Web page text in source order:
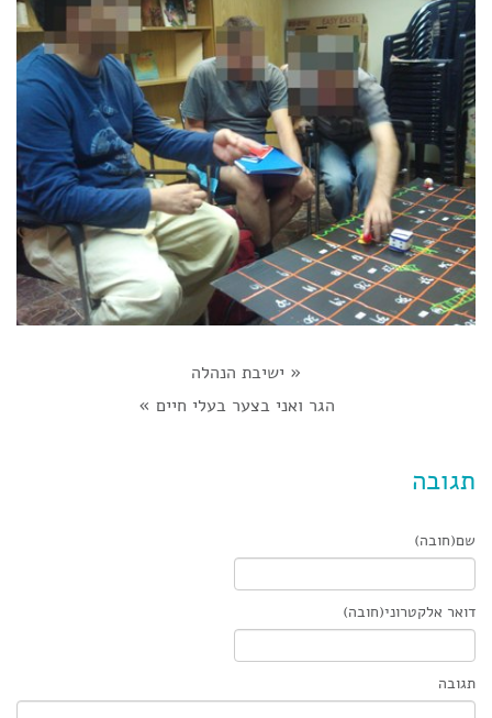
« ישיבת הנהלה
הגר ואני בצער בעלי חיים»
תגובה
שם(חובה)
דואר אלקטרוני(חובה)
תגובה